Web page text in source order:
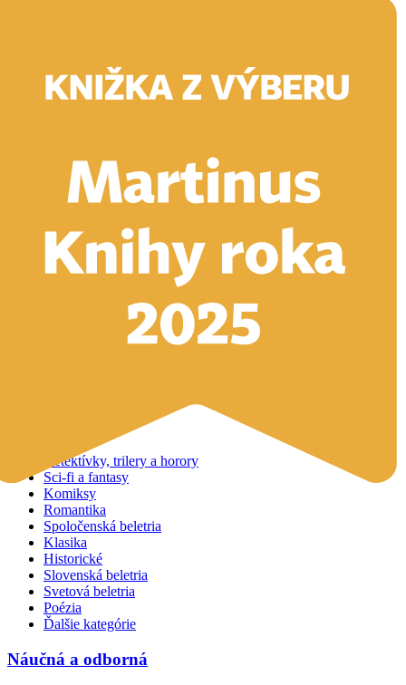
Vyhľadávanie
Vyhľadávanie
Detektívky, trilery a horory
Sci-fi a fantasy
Komiksy
Romantika
Spoločenská beletria
Klasika
Historické
Slovenská beletria
Svetová beletria
Poézia
Ďalšie kategórie
Náučná a odborná